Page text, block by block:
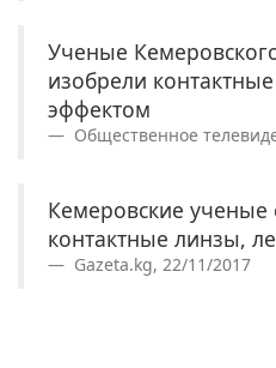
Ученые
изобрели
эффектом
Общественное
Кемеровские ученые
контактные линзы,
Gazeta.kg, 22/11/2017